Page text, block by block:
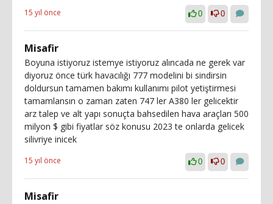
15 yıl önce 0 0
Misafir
Boyuna istiyoruz istemye istiyoruz alıncada ne gerek var
diyoruz önce türk havacılığı 777 modelini bi sindirsin
doldursun tamamen bakımı kullanımı pilot yetiştirmesi
tamamlansın o zaman zaten 747 ler A380 ler gelicektir
arz talep ve alt yapı sonuçta bahsedilen hava araçları 500
milyon $ gibi fiyatlar söz konusu 2023 te onlarda gelicek
silivriye inicek
15 yıl önce 0 0
Misafir